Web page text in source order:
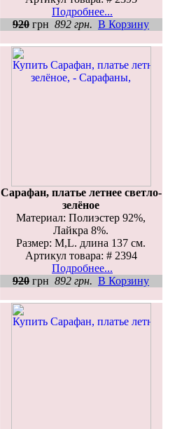
Подробнее...
920 грн 892 грн. В Корзину
Сарафан, платье летнее светло-
зелёное
Материал: Полиэстер 92%,
Лайкра 8%.
Размер: M,L. длина 137 см.
Артикул товара: # 2394
Подробнее...
920 грн 892 грн. В Корзину